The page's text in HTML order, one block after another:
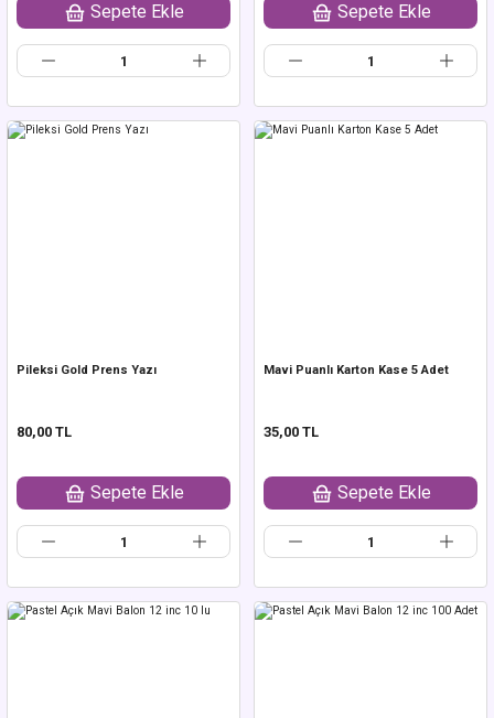
Sepete Ekle Sepete Ekle
Pileksi Gold Prens Yazı
80,00 TL
Sepete Ekle
Mavi Puanlı Karton Kase 5 Adet
35,00 TL
Sepete Ekle